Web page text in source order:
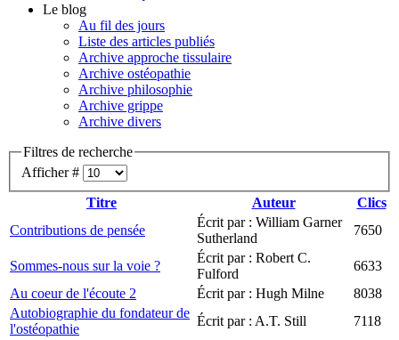
Le blog
Au fil des jours
Liste des articles publiés
Archive approche tissulaire
Archive ostéopathie
Archive philosophie
Archive grippe
Archive divers
Filtres de recherche
Afficher #
Titre
Auteur
Clics
Contributions de pensée
Écrit par : William Garner
Sutherland
7650
Sommes-nous sur la voie ?
Écrit par : Robert C.
Fulford
6633
Au coeur de l'écoute 2
Écrit par : Hugh Milne
8038
Autobiographie du fondateur de
l'ostéopathie
Écrit par : A.T. Still
7118